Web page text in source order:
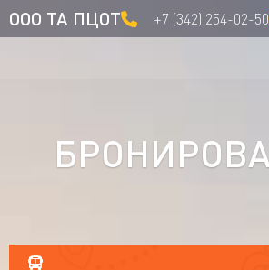
ООО ТА ПЦОТ +7 (342) 254-02-50